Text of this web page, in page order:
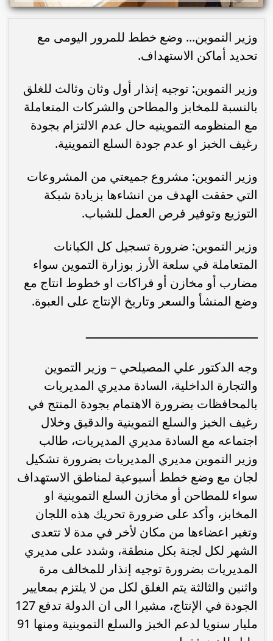
وزير التموين... وضع خطط للمرور اليومى مع
تحديد أماكن الاستهداف. ‏
وزير التموين: توجيه إنذار أول وثان وثالث للغلق
بالنسبة للمخابز والمطاحن والشركات المتعاملة
مع المنظومه التموينيه حال ‏عدم الالتزام بجودة
رغيف الخبز او عدم جودة السلع التموينية.
وزير التموين: مشروع جميعتي من المشروعات
التي حققت الهدف من انشاءها بزيادة شبكة
التوزيع وتوفير فرص العمل للشباب.
وزير التموين: ضرورة تسجيل كل الكيانات
المتعاملة في سلعة الأرز بوزارة التموين سواء
مضارب أو مخازن أو فراكات او خطوط انتاج مع
وضع المنشأ والسعر وتاريخ الإنتاج على العبوة.‏
ـــــــــــــــــــــــــــــــــــــــــــــــ
وجه الدكتور علي المصيلحي – وزير التموين
والتجارة ‏الداخلية، السادة مديري المديريات
بالمحافظات بضرورة الاهتمام بجودة ‏المنتج في
رغيف الخبز والسلع التموينية والدقيق وخلال
اجتماعه مع السادة ‏مديري المديريات، طالب
وزير التموين مديري المديريات بضرورة تشكيل
‏لجان مع وضع خطط أسبوعية لمناطق الاستهداف
سواء للمطاحن أو مخازن ‏السلع التموينية او
المخابز، وأكد على ضرورة تحريك هذه اللجان
وتغير اعضاءها من مكان ‏لأخر في مدة لا تتعدى
الشهر لكل لجنة بكل منطقة، وشدد على مديري
‏المديريات بضرورة توجيه إنذار للمخالف مرة
واثنين والثالثة يتم الغلق لكل ‏من لا يلتزم بمعايير
الجودة في الإنتاج، مشيرا الى ان الدولة تدفع 127
مليار ‏سنويا لدعم الخبز والسلع التموينية ومنها 91